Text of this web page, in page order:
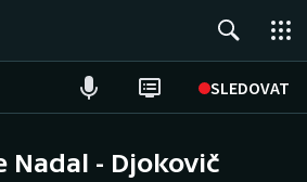
SLEDOVAT
Nadal - Djokovič